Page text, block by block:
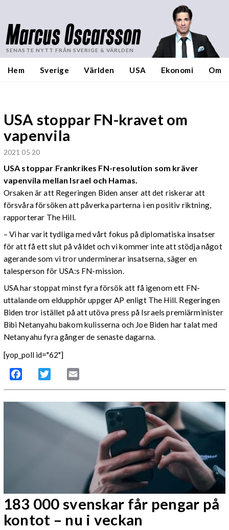
Marcus Oscarsson
SENASTE NYTT FRÅN SVERIGE & VÄRLDEN
Hem Sverige Världen USA Ekonomi Om
USA stoppar FN-kravet om
vapenvila
2021 05 20
USA stoppar Frankrikes FN-resolution som kräver
vapenvila mellan Israel och Hamas.
Orsaken är att Regeringen Biden anser att det riskerar att
försvåra försöken att påverka parterna i en positiv riktning,
rapporterar The Hill.
– Vi har varit tydliga med vårt fokus på diplomatiska insatser
för att få ett slut på våldet och vi kommer inte att stödja något
agerande som vi tror underminerar insatserna, säger en
talesperson för USA:s FN-mission.
USA har stoppat minst fyra försök att få igenom ett FN-
uttalande om eldupphör uppger AP enligt The Hill. Regeringen
Biden tror istället på att utöva press på Israels premiärminister
Bibi Netanyahu bakom kulisserna och Joe Biden har talat med
Netanyahu fyra gånger de senaste dagarna.
[yop_poll id="62"]
Facebook Twitter
183 000 svenskar får pengar på
kontot – nu i veckan